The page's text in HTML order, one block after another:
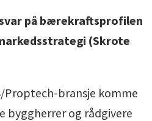
på bærekraftsprofilen
(Skrote
Proptech-bransje komme
byggherrer og rådgivere